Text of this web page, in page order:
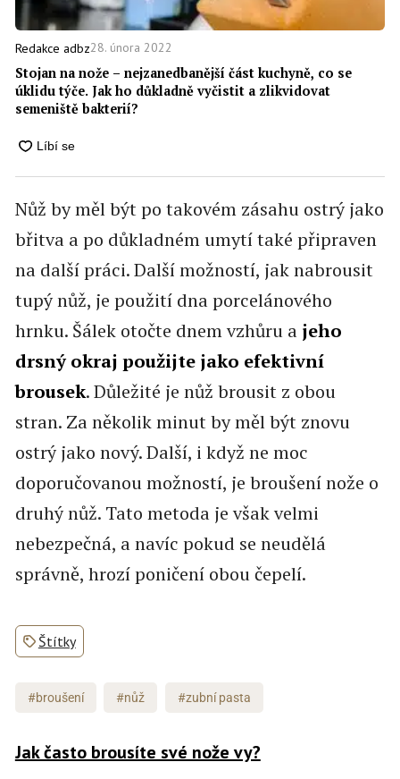
Redakce adbz28. února 2022
Stojan na nože –⁠ nejzanedbanější část kuchyně, co se
úklidu týče. Jak ho důkladně vyčistit a zlikvidovat
semeniště bakterií?
Nůž by měl být po takovém zásahu ostrý jako
břitva a po důkladném umytí také připraven
na další práci. Další možností, jak nabrousit
tupý nůž, je použití dna porcelánového
hrnku. Šálek otočte dnem vzhůru a jeho
drsný okraj použijte jako efektivní
brousek. Důležité je nůž brousit z obou
stran. Za několik minut by měl být znovu
ostrý jako nový. Další, i když ne moc
doporučovanou možností, je broušení nože o
druhý nůž. Tato metoda je však velmi
nebezpečná, a navíc pokud se neudělá
správně, hrozí poničení obou čepelí.
Štítky
#broušení #nůž #zubní pasta
Jak často brousíte své nože vy?